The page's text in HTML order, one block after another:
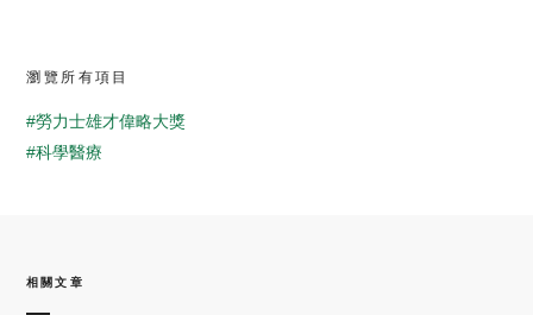
瀏覽所有項目
#勞力士雄才偉略大獎
#科學醫療
相關文章